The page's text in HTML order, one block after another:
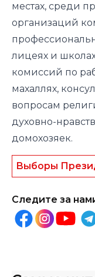
местах, среди
организаций
лицеях и
комиссий по
махаллях,
вопросам
духовно-
домохозяек.
Выборы
Следите за